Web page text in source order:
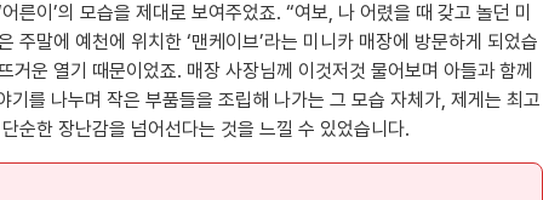
이’의 모습을 제대로 보여주었죠. “여보, 나 어렸을 때 갖고 놀던 미
말에 예천에 위치한 ‘맨케이브’라는 미니카 매장에 방문하게 되었습
운 열기 때문이었죠. 매장 사장님께 이것저것 물어보며 아들과 함께
를 나누며 작은 부품들을 조립해 나가는 그 모습 자체가, 제게는 최고
순한 장난감을 넘어선다는 것을 느낄 수 있었습니다.